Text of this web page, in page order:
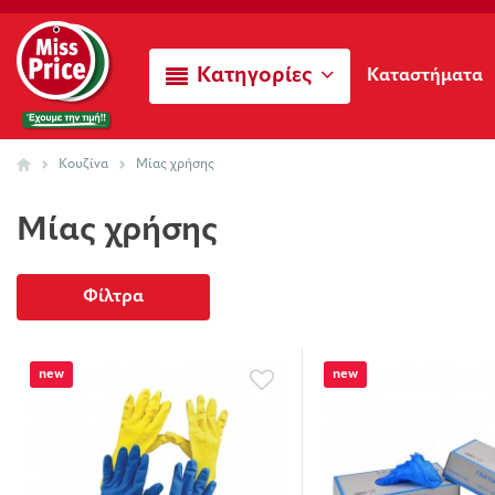
Κατηγορίες Καταστήματα
Κουζίνα Μίας χρήσης
Μίας χρήσης
Φίλτρα
new new